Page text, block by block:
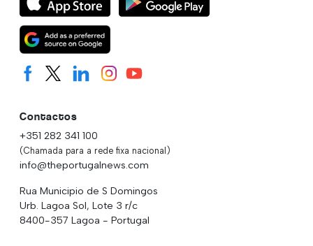
Contactos
+351 282 341 100
(Chamada para a rede fixa nacional)
info@theportugalnews.com
Rua Municipio de S Domingos
Urb. Lagoa Sol, Lote 3 r/c
8400-357 Lagoa - Portugal